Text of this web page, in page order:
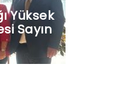
Yüksek
Sayın